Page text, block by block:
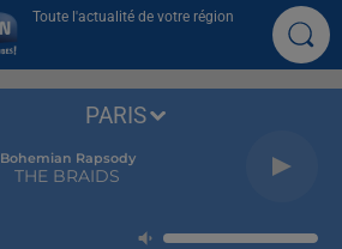
Toute l'actualité de votre région
Bohemian Rapsody
THE BRAIDS
PARIS